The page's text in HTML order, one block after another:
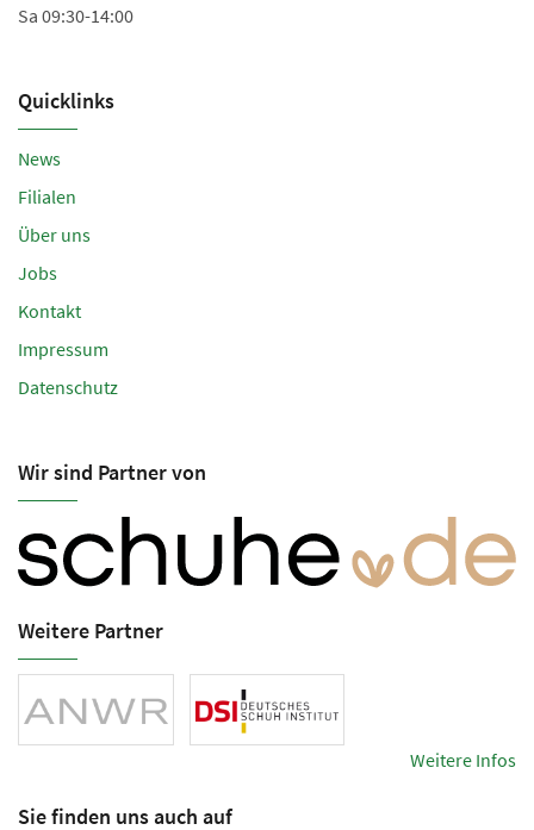
Sa 09:30-14:00
Quicklinks
News
Filialen
Über uns
Jobs
Kontakt
Impressum
Datenschutz
Wir sind Partner von
Weitere Partner
Weitere Infos
Sie finden uns auch auf